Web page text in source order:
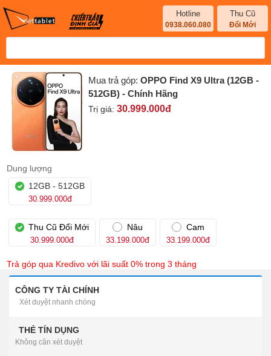
Hotline
0938.060.080
Thu Cũ
Đổi Mới
Mua trả góp:OPPO Find X9 Ultra (12GB -
512GB) - Chính Hãng
Trị giá:30.999.000đ
Dung lượng
12GB - 512GB
30.999.000đ
Thu Cũ Đổi Mới
30.999.000đ
Nâu
33.199.000đ
Cam
33.199.000đ
Trả góp qua Kredivo với lãi suất 0% trong 3 tháng
CÔNG TY TÀI CHÍNH
Xét duyệt nhanh chóng
THẺ TÍN DỤNG
Không cân xét duyệt